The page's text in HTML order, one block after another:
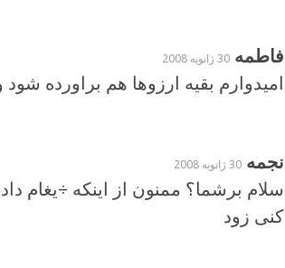
فاطمه 30 ژانویه 2008
امیدوارم بقیه ارزوها هم براورده
نجمه 30 ژانویه 2008
سلام برشما؟ ممنون از اینکه ÷یغام
کنی زود